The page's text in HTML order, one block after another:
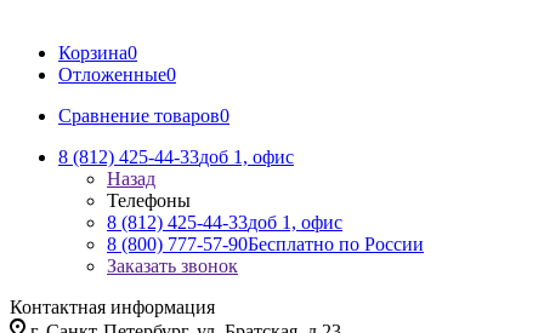
Корзина0
Отложенные0
Сравнение товаров0
8 (812) 425-44-33доб 1, офис
Назад
Телефоны
8 (812) 425-44-33доб 1, офис
8 (800) 777-57-90Бесплатно по России
Заказать звонок
Контактная информация